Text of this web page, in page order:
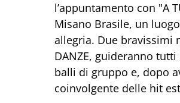
l’appuntamento con "A
Misano Brasile, un
allegria. Due bravissimi
DANZE, guideranno
balli di gruppo e, dopo
coinvolgente delle hit